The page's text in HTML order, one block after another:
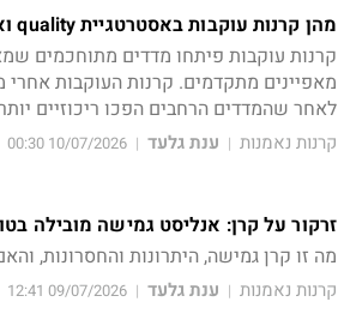
מהן קרנות עוקבות באסטרטגיית quality ואיך משלבים אותן בתיק ההשקעות?
קרנות עוקבות פיתחו מדדים מתוחכמים
מאפיינים מתקדמים. קרנות העוקבות אחרי
לאחר שהמדדים הרחבים הפכו ריכוזיים
קרנות נאמנות | ענת גלעד |
10/07/2026 00:30
זרקור על קרן: אנליסט גמישה מובילה
מה זו קרן גמישה, היתרונות והחסרונות,
קרנות נאמנות | ענת גלעד |
09/07/2026 12:41